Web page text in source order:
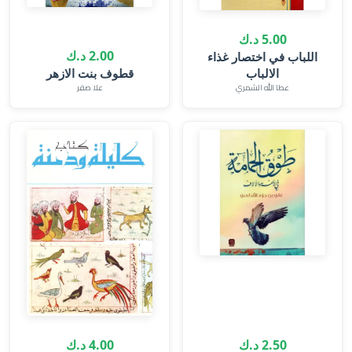
5.00 د.ك
اللباب في اختصار غذاء
الالباب
عطا الله الشمري
2.00 د.ك
قطوف بنت الازهر‎
علا صقر
2.50 د.ك 4.00 د.ك